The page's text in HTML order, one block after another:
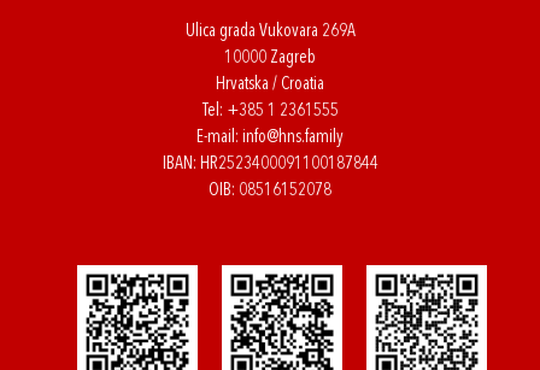
Ulica grada Vukovara 269A
10000 Zagreb
Hrvatska / Croatia
Tel: +385 1 2361555
E-mail: info@hns.family
IBAN: HR2523400091100187844
OIB: 08516152078